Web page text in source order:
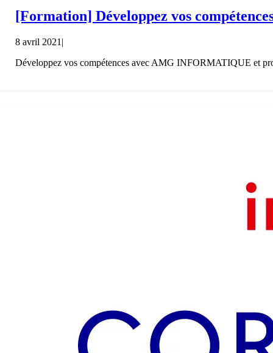
[Formation] Développez vos
8 avril 2021 |
Développez vos compétences avec AMG INFORMATIQUE et